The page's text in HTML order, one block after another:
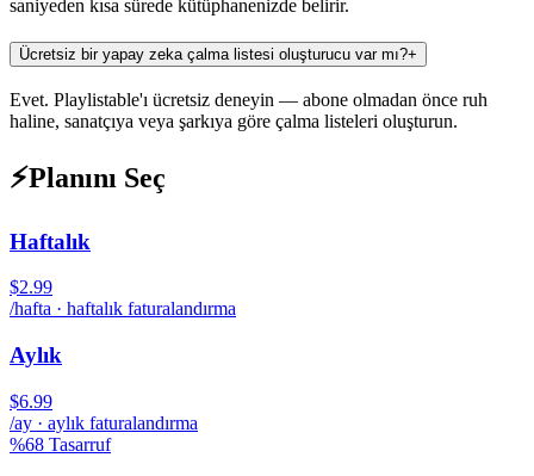
saniyeden kısa sürede kütüphanenizde belirir.
Ücretsiz bir yapay zeka çalma listesi oluşturucu var mı?+
Evet. Playlistable'ı ücretsiz deneyin — abone olmadan önce ruh
haline, sanatçıya veya şarkıya göre çalma listeleri oluşturun.
⚡Planını Seç
Haftalık
$2.99
/hafta · haftalık faturalandırma
Aylık
$6.99
/ay · aylık faturalandırma
%68 Tasarruf